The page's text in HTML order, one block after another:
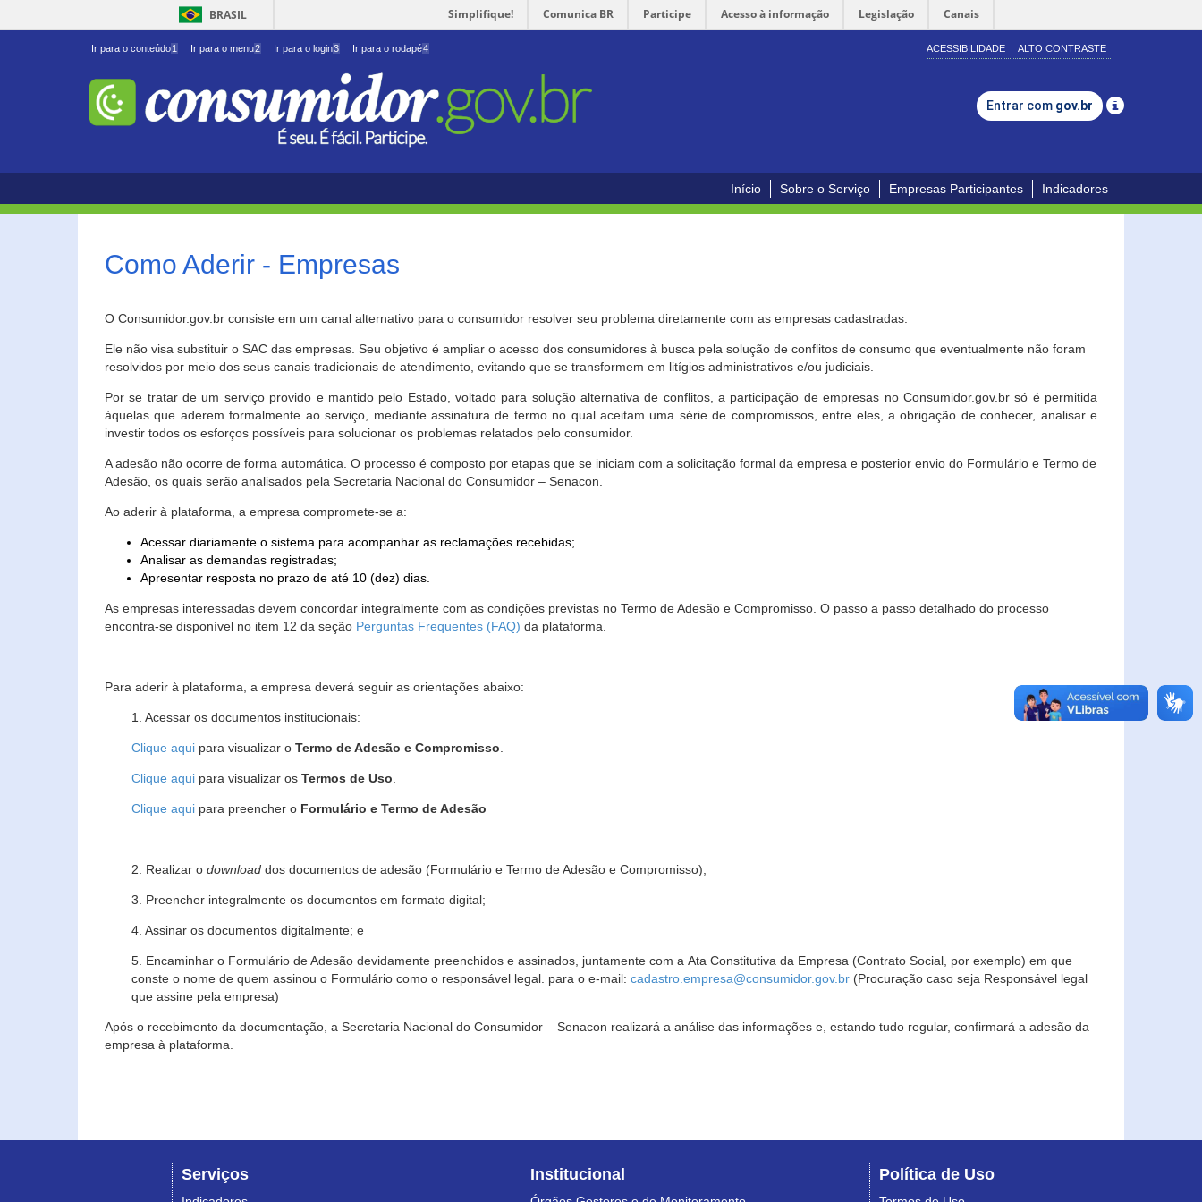
BRASIL Simplifique! Comunica BR Participe Acesso à informação Legislação Canais
Ir para o conteúdo1 Ir para o menu2 Ir para o login3 Ir para o rodapé4 ACESSIBILIDADE ALTO CONTRASTE
Entrar com gov.br
Início Sobre o Serviço Empresas Participantes Indicadores
Como Aderir - Empresas
O Consumidor.gov.br consiste em um canal alternativo para o consumidor resolver seu problema diretamente com as empresas cadastradas.
Ele não visa substituir o SAC das empresas. Seu objetivo é ampliar o acesso dos consumidores à busca pela solução de conflitos de consumo que eventualmente não foram
resolvidos por meio dos seus canais tradicionais de atendimento, evitando que se transformem em litígios administrativos e/ou judiciais.
Por se tratar de um serviço provido e mantido pelo Estado, voltado para solução alternativa de conflitos, a participação de empresas no Consumidor.gov.br só é permitida
àquelas que aderem formalmente ao serviço, mediante assinatura de termo no qual aceitam uma série de compromissos, entre eles, a obrigação de conhecer, analisar e
investir todos os esforços possíveis para solucionar os problemas relatados pelo consumidor.
A adesão não ocorre de forma automática. O processo é composto por etapas que se iniciam com a solicitação formal da empresa e posterior envio do Formulário e Termo de
Adesão, os quais serão analisados pela Secretaria Nacional do Consumidor – Senacon.
Ao aderir à plataforma, a empresa compromete-se a:
Acessar diariamente o sistema para acompanhar as reclamações recebidas;
Analisar as demandas registradas;
Apresentar resposta no prazo de até 10 (dez) dias.
As empresas interessadas devem concordar integralmente com as condições previstas no Termo de Adesão e Compromisso. O passo a passo detalhado do processo
encontra-se disponível no item 12 da seção Perguntas Frequentes (FAQ) da plataforma.
Para aderir à plataforma, a empresa deverá seguir as orientações abaixo:
1. Acessar os documentos institucionais:
Clique aqui para visualizar o Termo de Adesão e Compromisso
Clique aqui para visualizar os Termos de Uso
Clique aqui para preencher o Formulário e Termo de Adesão
2. Realizar o download dos documentos de adesão (Formulário e Termo de Adesão e Compromisso);
3. Preencher integralmente os documentos em formato digital;
4. Assinar os documentos digitalmente; e
5. Encaminhar o Formulário de Adesão devidamente preenchidos e assinados, juntamente com a Ata Constitutiva da Empresa (Contrato Social, por exemplo) em que
conste o nome de quem assinou o Formulário como o responsável legal. para o e-mail: cadastro.empresa@consumidor.gov.br (Procuração caso seja Responsável legal
que assine pela empresa)
Após o recebimento da documentação, a Secretaria Nacional do Consumidor – Senacon realizará a análise das informações e, estando tudo regular, confirmará a adesão da
empresa à plataforma.
Serviços Institucional Política de Uso